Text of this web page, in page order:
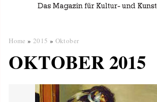
Home » 2015 » Oktober
OKTOBER 2015